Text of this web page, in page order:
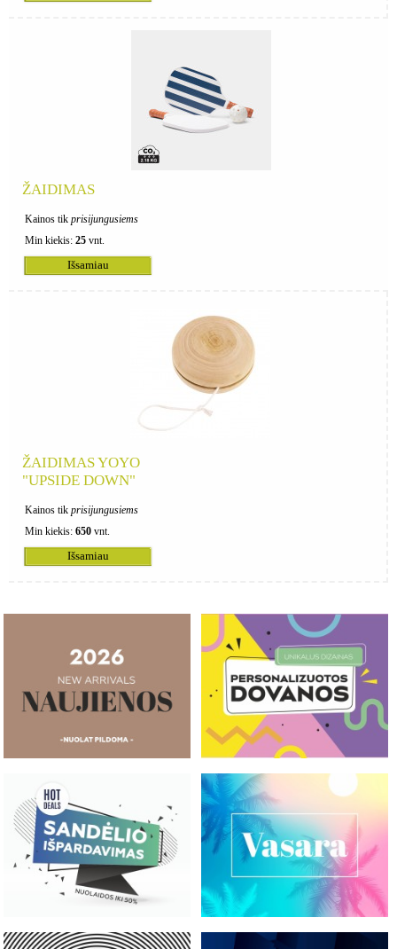
ŽAIDIMAS
Kainos tik prisijungusiems
Min kiekis: 25 vnt.
Išsamiau
ŽAIDIMAS YOYO
"UPSIDE DOWN"
Kainos tik prisijungusiems
Min kiekis: 650 vnt.
Išsamiau